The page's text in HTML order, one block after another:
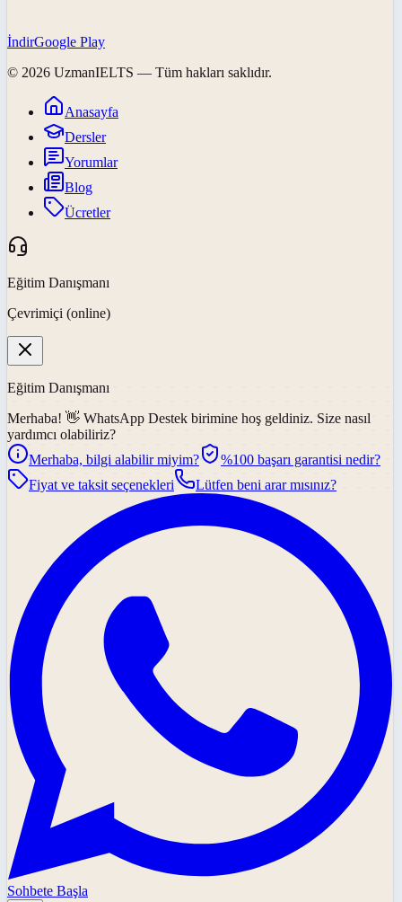
İndirGoogle Play
© 2026 UzmanIELTS — Tüm hakları saklıdır.
Anasayfa
Dersler
Yorumlar
Blog
Ücretler
Eğitim Danışmanı
Çevrimiçi (online)
Eğitim Danışmanı
Merhaba! 👋 WhatsApp Destek birimine hoş geldiniz. Size nasıl
yardımcı olabiliriz?
Merhaba, bilgi alabilir miyim?
%100 başarı garantisi nedir?
Fiyat ve taksit seçenekleri
Lütfen beni arar mısınız?
Sohbete Başla